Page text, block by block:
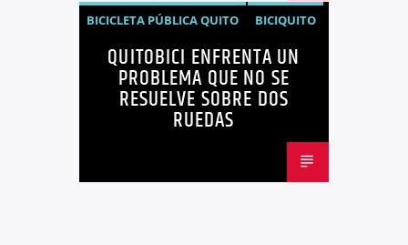
BICICLETA PÚBLICA QUITO
BICIQUITO
CICLOVÍAS QUITO
EDITORIAL
METRO DE QUITO BICICLETA
MOVILIDAD ACTIVA QUITO
NOTICIAS
QUITOBICI ENFRENTA UN
PROBLEMA QUE NO SE
RESUELVE SOBRE DOS
RUEDAS